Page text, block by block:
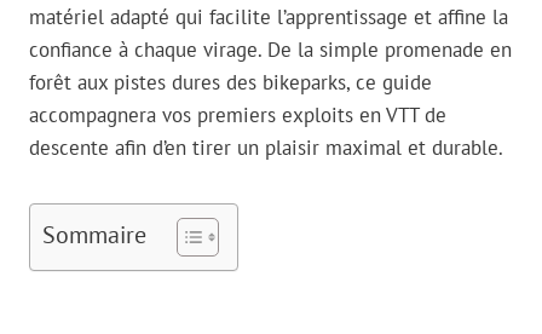
matériel adapté qui facilite l’apprentissage et affine la
confiance à chaque virage. De la simple promenade en
forêt aux pistes dures des bikeparks, ce guide
accompagnera vos premiers exploits en VTT de
descente afin d’en tirer un plaisir maximal et durable.
Sommaire